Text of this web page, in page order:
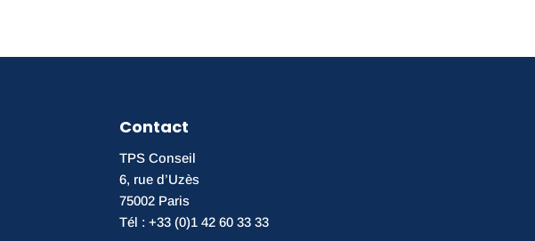
Contact
TPS Conseil
6, rue d’Uzès
75002 Paris
Tél : +33 (0)1 42 60 33 33